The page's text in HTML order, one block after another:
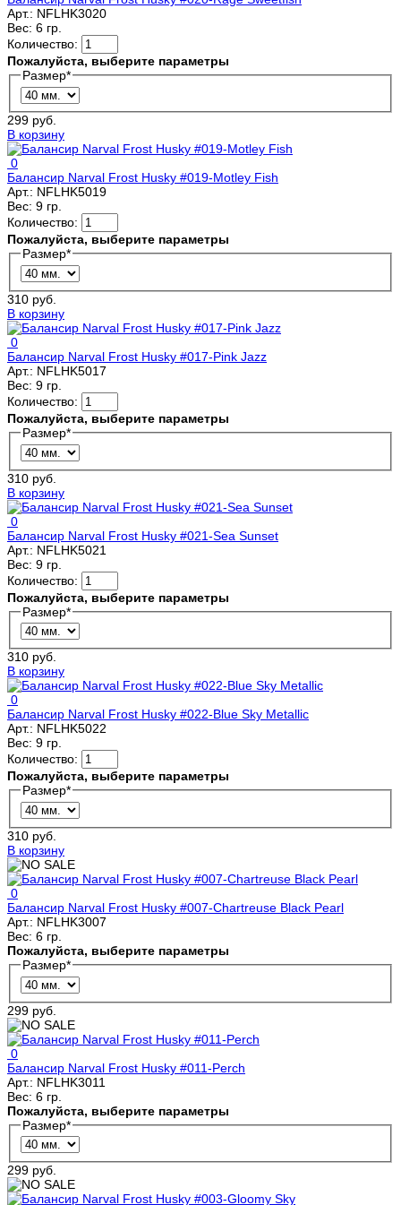
Арт.: NFLHK3020
Вес: 6 гр.
Количество:
Пожалуйста, выберите параметры
Размер*
299 руб.
В корзину
0
Балансир Narval Frost Husky #019-Motley Fish
Арт.: NFLHK5019
Вес: 9 гр.
Количество:
Пожалуйста, выберите параметры
Размер*
310 руб.
В корзину
0
Балансир Narval Frost Husky #017-Pink Jazz
Арт.: NFLHK5017
Вес: 9 гр.
Количество:
Пожалуйста, выберите параметры
Размер*
310 руб.
В корзину
0
Балансир Narval Frost Husky #021-Sea Sunset
Арт.: NFLHK5021
Вес: 9 гр.
Количество:
Пожалуйста, выберите параметры
Размер*
310 руб.
В корзину
0
Балансир Narval Frost Husky #022-Blue Sky Metallic
Арт.: NFLHK5022
Вес: 9 гр.
Количество:
Пожалуйста, выберите параметры
Размер*
310 руб.
В корзину
0
Балансир Narval Frost Husky #007-Chartreuse Black Pearl
Арт.: NFLHK3007
Вес: 6 гр.
Пожалуйста, выберите параметры
Размер*
299 руб.
0
Балансир Narval Frost Husky #011-Perch
Арт.: NFLHK3011
Вес: 6 гр.
Пожалуйста, выберите параметры
Размер*
299 руб.